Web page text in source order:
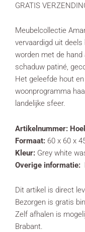
GRATIS
Meubelcollectie
vervaardigd uit
worden met de
schaduw patiné,
Het geleefde hout
woonprogramma
landelijke sfeer.
Artikelnummer:
Formaat: 60 x 60 x
Kleur: Grey white
Overige informatie:
Dit artikel is direct
Bezorgen is gratis
Zelf afhalen is
Brabant.